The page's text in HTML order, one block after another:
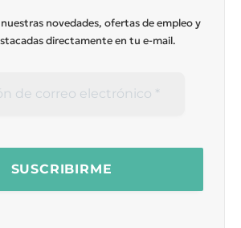
novedades, ofertas de empleo y
directamente en tu e-mail.